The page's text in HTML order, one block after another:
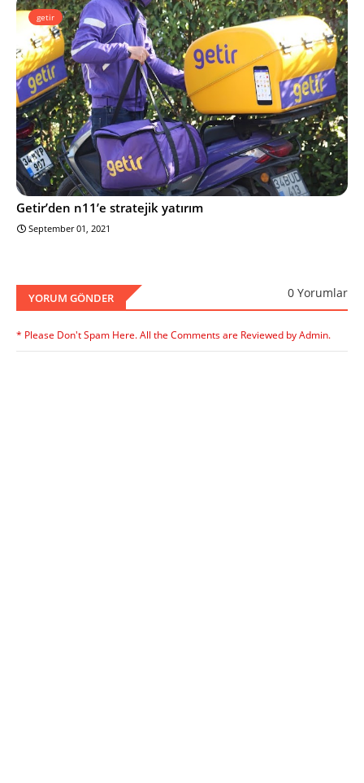
getir
Getir’den n11’e stratejik yatırım
September 01, 2021
YORUM GÖNDER 0 Yorumlar
* Please Don't Spam Here. All the Comments are Reviewed by Admin.